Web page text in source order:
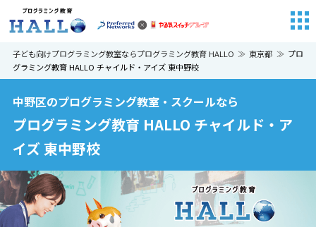
子ども向けプログラミング教室ならプログラミング教育 HALLO 東京都
プロ
グラミング教育 HALLO チャイルド・アイズ 東中野校
中野区のプログラミング教室・スクールなら
プログラミング教育 HALLO チャイルド・ア
イズ 東中野校